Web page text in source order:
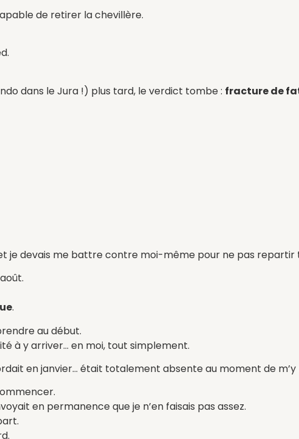
de retirer la chevillère.
dans le Jura !) plus tard, le verdict tombe : fracture de
je devais me battre contre moi-même pour ne pas
.
au début.
à y arriver… en moi, tout simplement.
en janvier… était totalement absente au moment de
en permanence que je n’en faisais pas assez.